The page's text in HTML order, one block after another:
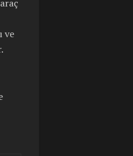
ve